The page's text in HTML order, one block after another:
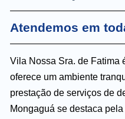
Atendemos em
Vila Nossa Sra. de Fatima
oferece um ambiente
prestação de serviços de
Mongaguá se destaca